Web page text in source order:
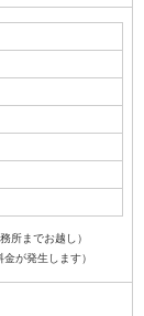
所までお越し）